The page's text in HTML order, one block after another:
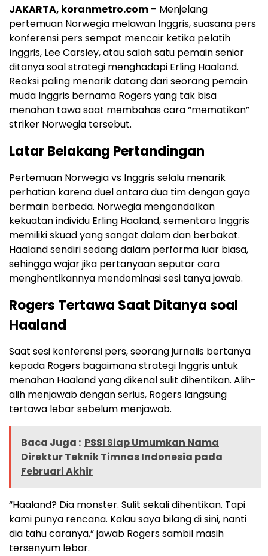
JAKARTA, koranmetro.com – Menjelang
pertemuan Norwegia melawan Inggris, suasana pers
konferensi pers sempat mencair ketika pelatih
Inggris, Lee Carsley, atau salah satu pemain senior
ditanya soal strategi menghadapi Erling Haaland.
Reaksi paling menarik datang dari seorang pemain
muda Inggris bernama Rogers yang tak bisa
menahan tawa saat membahas cara “mematikan”
striker Norwegia tersebut.
Latar Belakang Pertandingan
Pertemuan Norwegia vs Inggris selalu menarik
perhatian karena duel antara dua tim dengan gaya
bermain berbeda. Norwegia mengandalkan
kekuatan individu Erling Haaland, sementara Inggris
memiliki skuad yang sangat dalam dan berbakat.
Haaland sendiri sedang dalam performa luar biasa,
sehingga wajar jika pertanyaan seputar cara
menghentikannya mendominasi sesi tanya jawab.
Rogers Tertawa Saat Ditanya soal
Haaland
Saat sesi konferensi pers, seorang jurnalis bertanya
kepada Rogers bagaimana strategi Inggris untuk
menahan Haaland yang dikenal sulit dihentikan. Alih-
alih menjawab dengan serius, Rogers langsung
tertawa lebar sebelum menjawab.
Baca Juga : PSSI Siap Umumkan Nama
Direktur Teknik Timnas Indonesia pada
Februari Akhir
“Haaland? Dia monster. Sulit sekali dihentikan. Tapi
kami punya rencana. Kalau saya bilang di sini, nanti
dia tahu caranya,” jawab Rogers sambil masih
tersenyum lebar.